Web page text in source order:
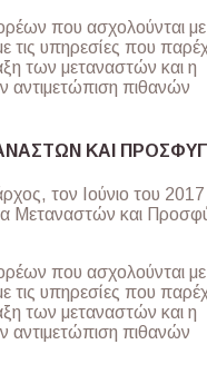
που ασχολούνται
τις υπηρεσίες που
των μεταναστών και η
αντιμετώπιση πιθανών
ΚΑΙ
τον Ιούνιο του 2017
Μεταναστών και
που ασχολούνται
τις υπηρεσίες που
των μεταναστών και η
αντιμετώπιση πιθανών